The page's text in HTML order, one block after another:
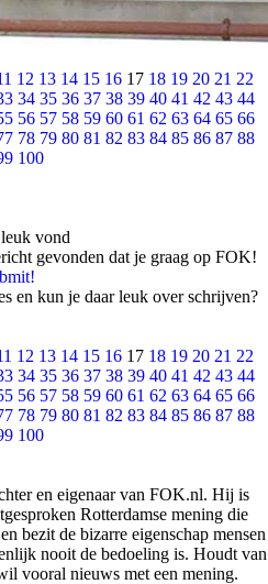
12 13 14 15 16 17 18 19 20 21 22
34 35 36 37 38 39 40 41 42 43 44
56 57 58 59 60 61 62 63 64 65 66
78 79 80 81 82 83 84 85 86 87 88
100
vond
gevonden dat je graag op FOK!
en kun je daar leuk over schrijven?
12 13 14 15 16 17 18 19 20 21 22
34 35 36 37 38 39 40 41 42 43 44
56 57 58 59 60 61 62 63 64 65 66
78 79 80 81 82 83 84 85 86 87 88
100
en eigenaar van FOK.nl. Hij is
Rotterdamse mening die
bezit de bizarre eigenschap mensen
nooit de bedoeling is. Houdt van
vooral nieuws met een mening.